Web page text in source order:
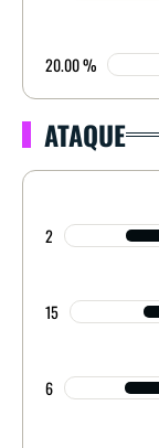
20.00 %
ATAQUE
2
15
6